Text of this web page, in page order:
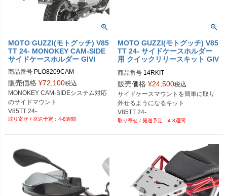
MOTO GUZZI(モトグッチ) V85
TT 24- MONOKEY CAM-SIDE
サイドケースホルダー GIVI
商品番号 PLO8209CAM
販売価格 ¥72,100税込
MONOKEY CAM-SIDEシステム対応
のサイドマウント
V85TT 24-
4-8週間
MOTO GUZZI(モトグッチ) V85
TT 24- サイドケースホルダー
用 クイックリリースキット GIV
商品番号 14RKIT
販売価格 ¥24,500税込
サイドケースマウントを簡単に取り
外せるようになるキット
V85TT 24-
4-8週間